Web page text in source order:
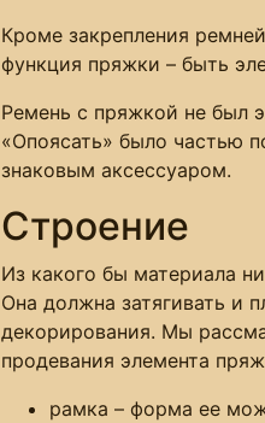
Кроме закрепления
функция пряжки – быть
Ремень с пряжкой не был
«Опоясать» было частью
знаковым аксессуаром.
Строение
Из какого бы материала
Она должна затягивать и
декорирования. Мы
продевания элемента
рамка – форма ее